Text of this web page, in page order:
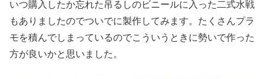
いつ購入したか忘れた吊るしのビニールに入った二式水戦
もありましたのでついでに製作してみます。たくさんプラ
モを積んでしまっているのでこういうときに勢いで作った
方が良いかと思いました。